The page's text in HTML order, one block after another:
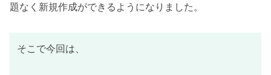
題なく新規作成ができるようになりました。
そこで今回は、